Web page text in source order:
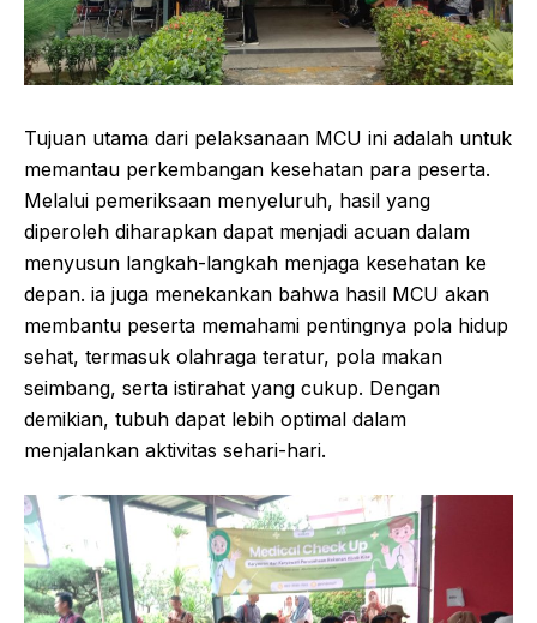
Tujuan utama dari pelaksanaan MCU ini adalah untuk
memantau perkembangan kesehatan para peserta.
Melalui pemeriksaan menyeluruh, hasil yang
diperoleh diharapkan dapat menjadi acuan dalam
menyusun langkah-langkah menjaga kesehatan ke
depan. ia juga menekankan bahwa hasil MCU akan
membantu peserta memahami pentingnya pola hidup
sehat, termasuk olahraga teratur, pola makan
seimbang, serta istirahat yang cukup. Dengan
demikian, tubuh dapat lebih optimal dalam
menjalankan aktivitas sehari-hari.